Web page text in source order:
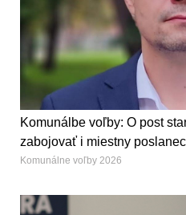
Komunálbe voľby: O post
zabojovať i miestny
Komunálne voľby 2026